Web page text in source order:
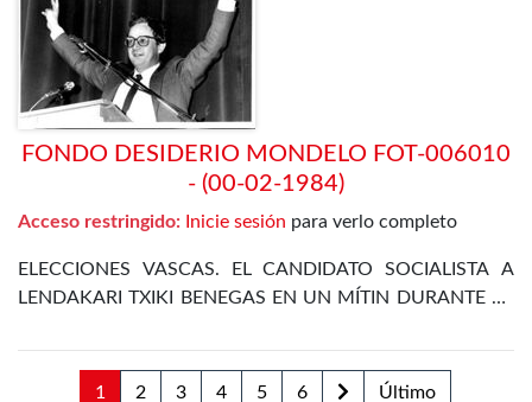
FONDO DESIDERIO MONDELO FOT-006010
- (00-02-1984)
Acceso restringido: Inicie sesión para verlo completo
ELECCIONES VASCAS. EL CANDIDATO SOCIALISTA A
LENDAKARI TXIKI BENEGAS EN UN MÍTIN DURANTE LA
1 2 3 4 5 6 Último